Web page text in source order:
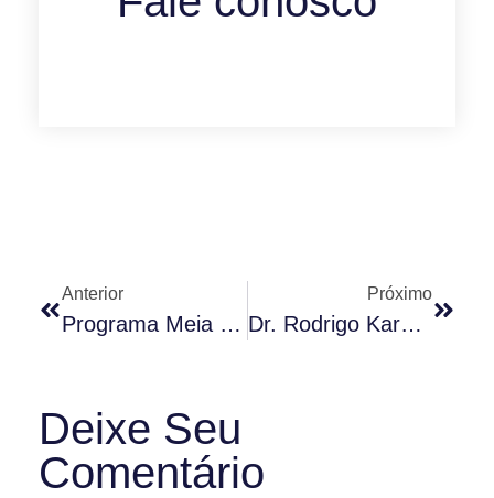
Anterior
Programa Meia Hora Com O Dr. Condomínio (05.10.2015)
Próximo
Dr. Rodrigo Karpat Participação No SP No Ar (Rede Record – 06/10/ 2015)
Deixe Seu
Comentário